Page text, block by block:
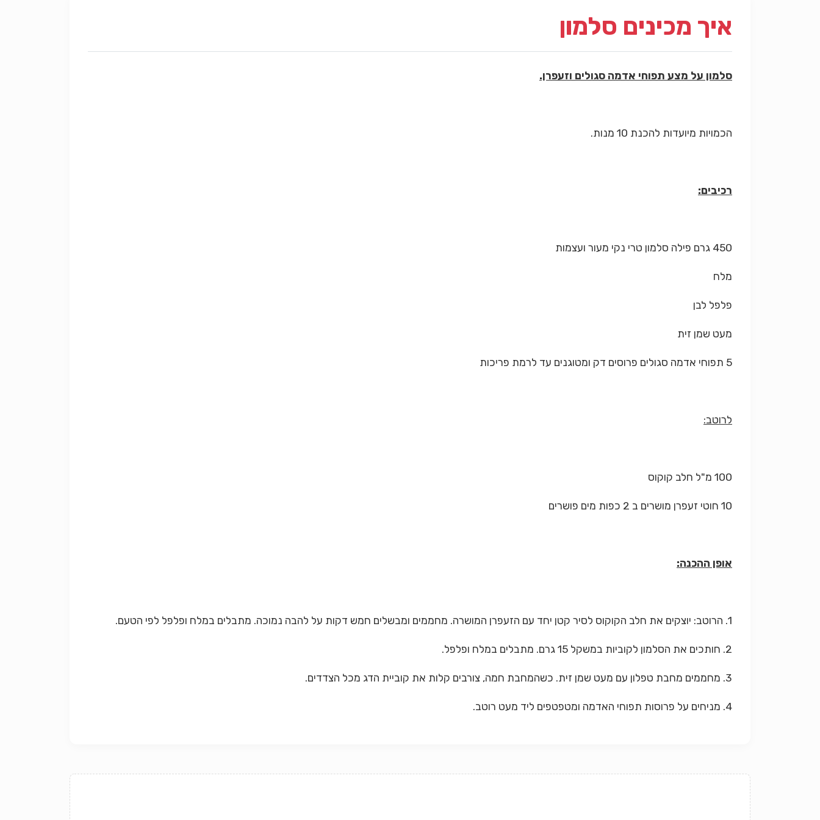
איך מכינים סלמון
סלמון על מצע תפוחי אדמה סגולים וזעפרן.
הכמויות מיועדות להכנת 10 מנות.
רכיבים:
450 גרם פילה סלמון טרי נקי מעור ועצמות
מלח
פלפל לבן
מעט שמן זית
5 תפוחי אדמה סגולים פרוסים דק ומטוגנים עד לרמת פריכות
לרוטב:
100 מ"ל חלב קוקוס
10 חוטי זעפרן מושרים ב 2 כפות מים פושרים
אופן ההכנה:
1. הרוטב: יוצקים את חלב הקוקוס לסיר קטן יחד עם הזעפרן המושרה. מחממים ומבשלים חמש דקות על להבה נמוכה. מתבלים במלח ופלפל לפי הטעם.
2. חותכים את הסלמון לקוביות במשקל 15 גרם. מתבלים במלח ופלפל.
3. מחממים מחבת טפלון עם מעט שמן זית. כשהמחבת חמה, צורבים קלות את קוביית הדג מכל הצדדים.
4. מניחים על פרוסות תפוחי האדמה ומטפטפים ליד מעט רוטב.